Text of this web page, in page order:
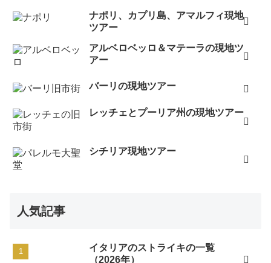
ナポリ、カプリ島、アマルフィ現地
ツアー
アルベロベッロ＆マテーラの現地ツ
アー
バーリの現地ツアー
レッチェとプーリア州の現地ツアー
シチリア現地ツアー
人気記事
イタリアのストライキの一覧
（2026年）